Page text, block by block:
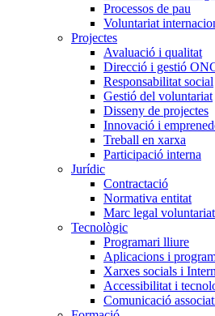
Processos de pau
Voluntariat
Projectes
Avaluació i qualitat
Direcció i gestió
Responsabilitat social
Gestió del voluntariat
Disseny de projectes
Innovació i
Treball en xarxa
Participació interna
Jurídic
Contractació
Normativa entitat
Marc legal voluntariat
Tecnològic
Programari lliure
Aplicacions i
Xarxes socials i
Accessibilitat i
Comunicació